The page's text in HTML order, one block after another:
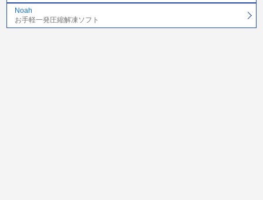
Noah
お手軽一発圧縮解凍ソフト